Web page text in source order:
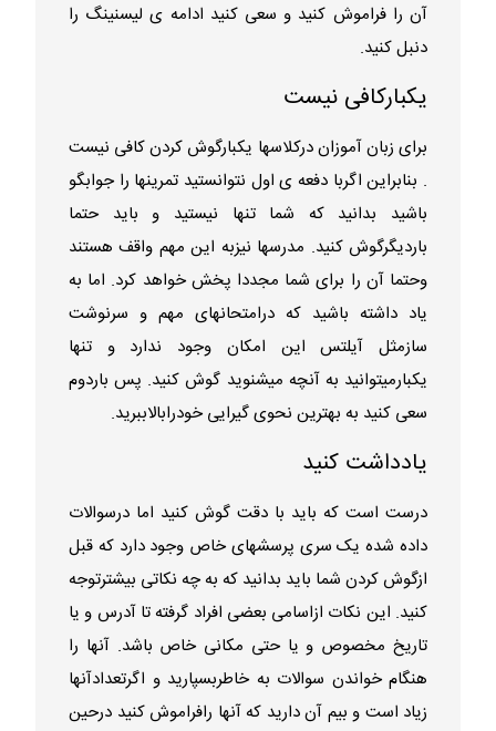
آن را فراموش کنید و سعی کنید ادامه ی لیسنینگ را
دنبل کنید.
یکبارکافی نیست
برای زبان آموزان درکلاسها یکبارگوش کردن کافی نیست
. بنابراین اگربا دفعه ی اول نتوانستید تمرینها را جوابگو
باشید بدانید که شما تنها نیستید و باید حتما
باردیگرگوش کنید. مدرسها نیزبه این مهم واقف هستند
وحتما آن را برای شما مجددا پخش خواهد کرد. اما به
یاد داشته باشید که درامتحانهای مهم و سرنوشت
سازمثل آیلتس این امکان وجود ندارد و تنها
یکبارمیتوانید به آنچه میشنوید گوش کنید. پس باردوم
سعی کنید به بهترین نحوی گیرایی خودرابالاببرید.
یادداشت کنید
درست است که باید با دقت گوش کنید اما درسوالات
داده شده یک سری پرسشهای خاص وجود دارد که قبل
ازگوش کردن شما باید بدانید که به چه نکاتی بیشترتوجه
کنید. این نکات ازاسامی بعضی افراد گرفته تا آدرس و یا
تاریخ مخصوص و یا حتی مکانی خاص باشد. آنها را
هنگام خواندن سوالات به خاطربسپارید و اگرتعدادآنها
زیاد است و بیم آن دارید که آنها رافراموش کنید درحین